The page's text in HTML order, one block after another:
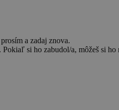
a zadaj znova.
si ho zabudol/a, môžeš si